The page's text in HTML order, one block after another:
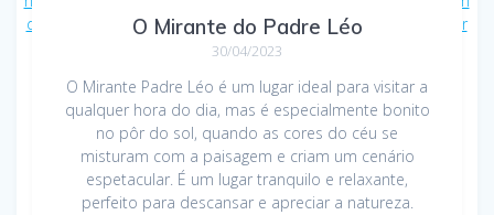
O Mirante do Padre Léo
30/04/2023
O Mirante Padre Léo é um lugar ideal para visitar a
qualquer hora do dia, mas é especialmente bonito
no pôr do sol, quando as cores do céu se
misturam com a paisagem e criam um cenário
espetacular. É um lugar tranquilo e relaxante,
perfeito para descansar e apreciar a natureza.